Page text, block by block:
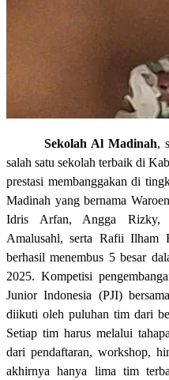
Sekolah Al Madinah,
salah satu sekolah terbaik di
prestasi membanggakan di
Madinah yang bernama
Idris Arfan, Angga Rizky,
Amalusahl, serta Rafii Ilham
berhasil menembus 5 besar
2025. Kompetisi
Junior Indonesia (PJI)
diikuti oleh puluhan tim dari
Setiap tim harus melalui
dari pendaftaran, workshop,
akhirnya hanya lima tim